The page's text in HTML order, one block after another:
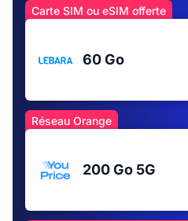
Carte SIM ou eSIM offerte
60 Go
Réseau Orange
200 Go 5G